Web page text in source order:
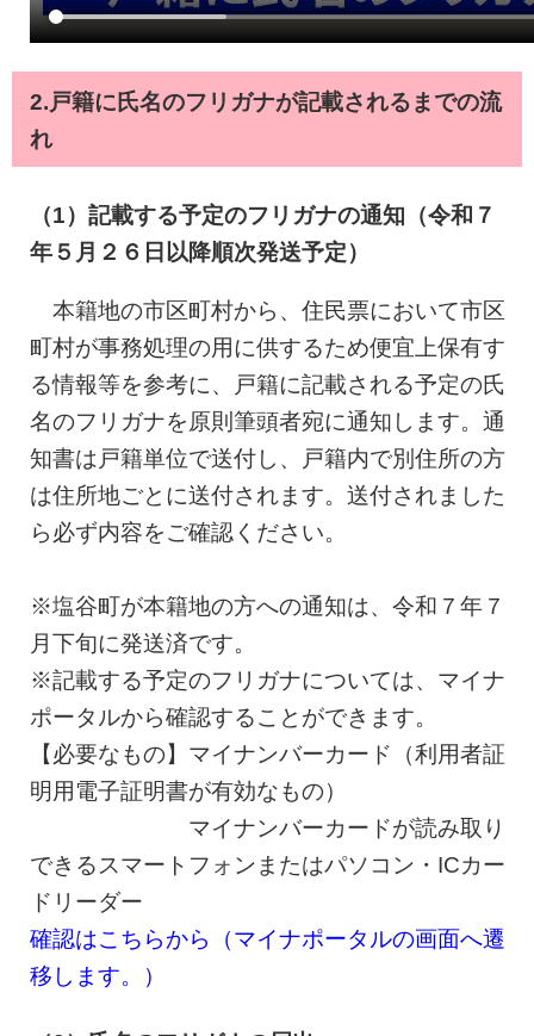
2.戸籍に氏名のフリガナが記載されるまでの流
れ
（1）記載する予定のフリガナの通知（令和７
年５月２６日以降順次発送予定）
本籍地の市区町村から、住民票において市区
町村が事務処理の用に供するため便宜上保有す
る情報等を参考に、戸籍に記載される予定の氏
名のフリガナを原則筆頭者宛に通知します。通
知書は戸籍単位で送付し、戸籍内で別住所の方
は住所地ごとに送付されます。送付されました
ら必ず内容をご確認ください。
※塩谷町が本籍地の方への通知は、令和７年７
月下旬に発送済です。
※記載する予定のフリガナについては、マイナ
ポータルから確認することができます。
【必要なもの】マイナンバーカード（利用者証
明用電子証明書が有効なもの）
マイナンバーカードが読み取り
できるスマートフォンまたはパソコン・ICカー
ドリーダー
確認はこちらから（マイナポータルの画面へ遷
移します。）